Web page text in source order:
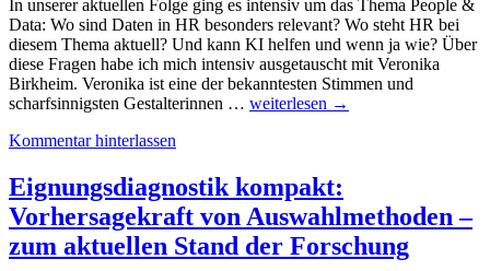
In unserer aktuellen Folge ging es intensiv um das Thema People &
Data: Wo sind Daten in HR besonders relevant? Wo steht HR bei
diesem Thema aktuell? Und kann KI helfen und wenn ja wie? Über
diese Fragen habe ich mich intensiv ausgetauscht mit Veronika
Birkheim. Veronika ist eine der bekanntesten Stimmen und
scharfsinnigsten Gestalterinnen … Wo
Thema
„People
&
Data“
gerade,
weiterlesen →
Kommentar hinterlassen
Eignungsdiagnostik kompakt:
Vorhersagekraft von Auswahlmethoden –
zum aktuellen Stand der Forschung